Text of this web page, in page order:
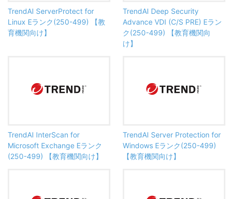
TrendAI ServerProtect for
Linux Eランク(250-499) 【教
育機関向け】
TrendAI Deep Security
Advance VDI (C/S PRE) Eラン
ク(250-499) 【教育機関向
け】
TrendAI InterScan for
Microsoft Exchange Eランク
(250-499) 【教育機関向け】
TrendAI Server Protection for
Windows Eランク(250-499)
【教育機関向け】